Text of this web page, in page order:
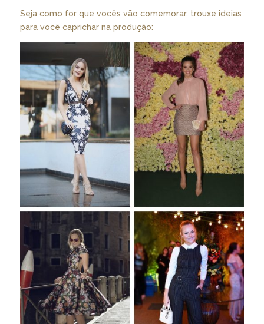
Seja como for que vocês vão comemorar, trouxe ideias
para você caprichar na produção: